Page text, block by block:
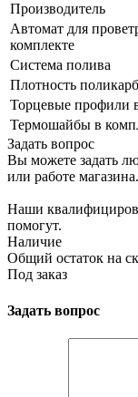
Производитель
Автомат для
комплекте
Система полива
Плотность
Торцевые профили
Термошайбы в
Задать вопрос
Вы можете задать
или работе магазина.
Наши
помогут.
Наличие
Общий остаток на
Под заказ
Задать вопрос